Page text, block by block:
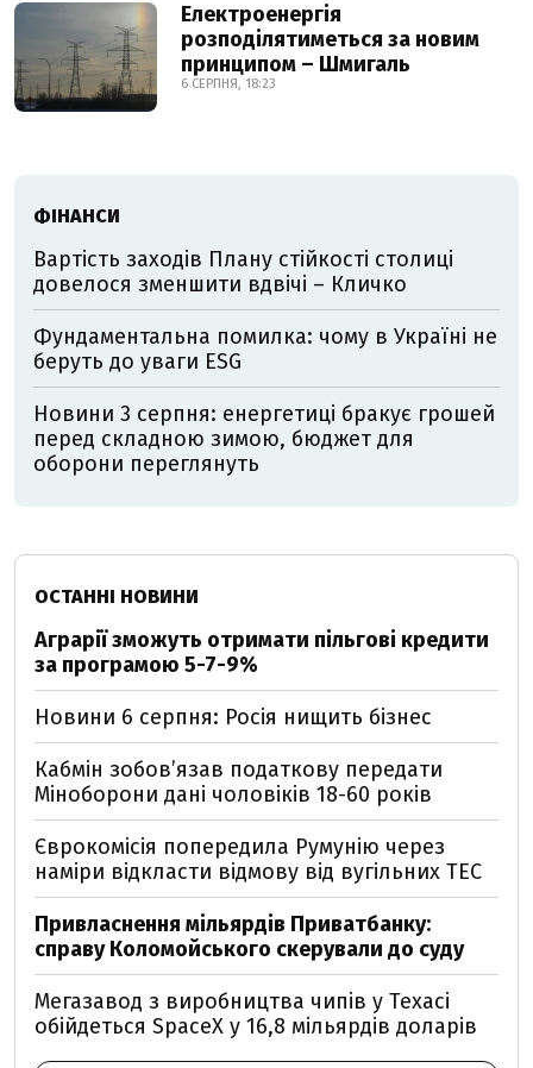
Електроенергія
розподілятиметься за новим
принципом – Шмигаль
6 СЕРПНЯ, 18:23
ФІНАНСИ
Вартість заходів Плану стійкості столиці
довелося зменшити вдвічі – Кличко
Фундаментальна помилка: чому в Україні не
беруть до уваги ESG
Новини 3 серпня: енергетиці бракує грошей
перед складною зимою, бюджет для
оборони переглянуть
ОСТАННІ НОВИНИ
Аграрії зможуть отримати пільгові кредити
за програмою 5-7-9%
Новини 6 серпня: Росія нищить бізнес
Кабмін зобовʼязав податкову передати
Міноборони дані чоловіків 18-60 років
Єврокомісія попередила Румунію через
наміри відкласти відмову від вугільних ТЕС
Привласнення мільярдів Приватбанку:
справу Коломойського скерували до суду
Мегазавод з виробництва чипів у Техасі
обійдеться SpaceX у 16,8 мільярдів доларів